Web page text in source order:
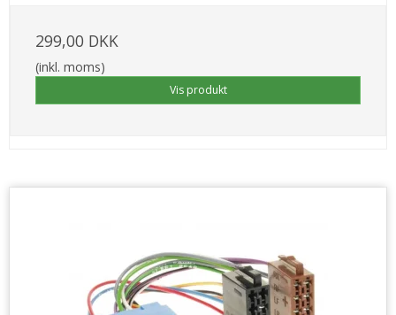
299,00 DKK
(inkl. moms)
Vis produkt